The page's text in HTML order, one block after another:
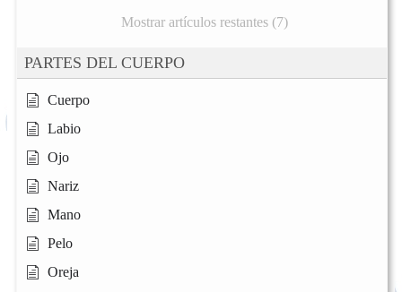
Mostrar artículos restantes (7)
PARTES DEL CUERPO
Cuerpo
Labio
Ojo
Nariz
Mano
Pelo
Oreja